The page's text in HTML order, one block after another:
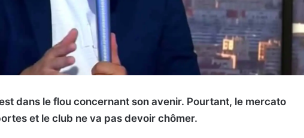
dans le flou concernant son avenir. Pourtant, le mercato
et le club ne va pas devoir chômer.